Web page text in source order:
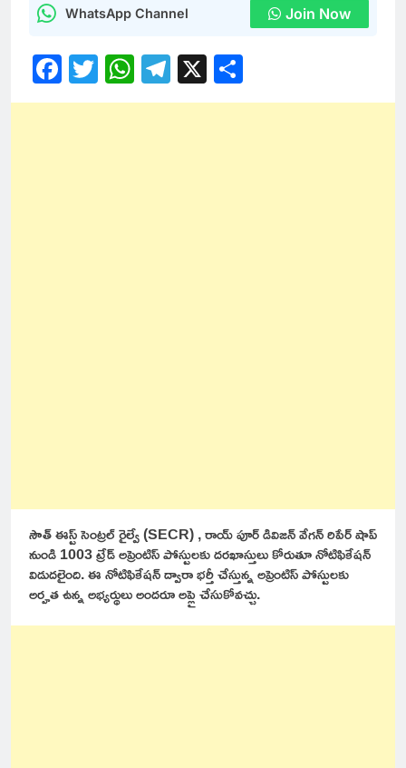
WhatsApp Channel Join Now
Facebook
Twitter
WhatsApp
Telegram
X
సౌత్ ఈస్ట్ సెంట్రల్ రైల్వే (SECR) , రాయ్ పూర్ డివిజన్ వేగన్ రిపేర్ షాప్
నుండి 1003 ట్రేడ్ అప్రెంటిస్ పోస్టులకు దరఖాస్తులు కోరుతూ నోటిఫికేషన్
విడుదలైంది. ఈ నోటిఫికేషన్ ద్వారా భర్తీ చేస్తున్న అప్రెంటిస్ పోస్టులకు
అర్హత ఉన్న అభ్యర్థులు అందరూ అప్లై చేసుకోవచ్చు.